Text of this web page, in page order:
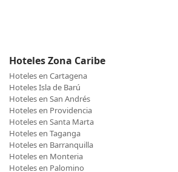
Hoteles Zona Caribe
Hoteles en Cartagena
Hoteles Isla de Barú
Hoteles en San Andrés
Hoteles en Providencia
Hoteles en Santa Marta
Hoteles en Taganga
Hoteles en Barranquilla
Hoteles en Monteria
Hoteles en Palomino